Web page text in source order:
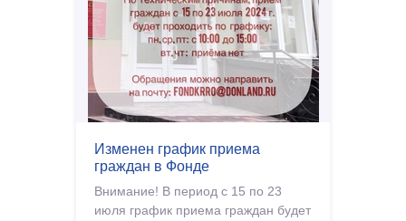
Изменен график приема
граждан в Фонде
Внимание! В период с 15 по 23
июля график приема граждан будет